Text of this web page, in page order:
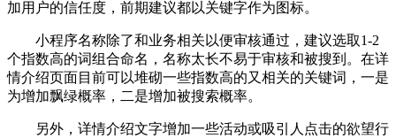
加用户的信任度，前期建议都以关键字作为图标。
小程序名称除了和业务相关以便审核通过，建议选取1-2
个指数高的词组合命名，名称太长不易于审核和被搜到。在详
情介绍页面目前可以堆砌一些指数高的又相关的关键词，一是
为增加飘绿概率，二是增加被搜索概率。
另外，详情介绍文字增加一些活动或吸引人点击的欲望行